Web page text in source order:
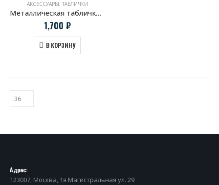
АКСЕССУАРЫ, ТАБЛИЧКИ
Металлическая табличка История герба Porsche
1,700 ₽
В КОРЗИНУ
Адрес:
123007, Москва, 1я Магистральная ул. 29